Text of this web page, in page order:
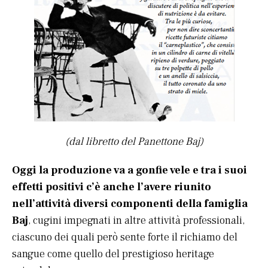
(dal libretto del Panettone Baj)
Oggi la produzione va a gonfie vele e tra i suoi
effetti positivi c’è anche l’avere riunito
nell’attività diversi componenti della famiglia
Baj, cugini impegnati in altre attività professionali,
ciascuno dei quali però sente forte il richiamo del
sangue come quello del prestigioso heritage